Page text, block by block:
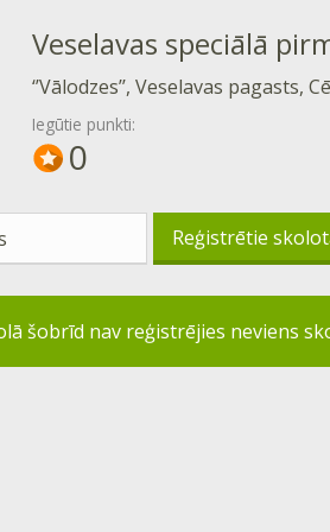
Veselavas speciālā
‘’Vālodzes’’, Veselavas pagasts,
Iegūtie punkti:
0
Reģistrētie
šobrīd nav reģistrējies neviens